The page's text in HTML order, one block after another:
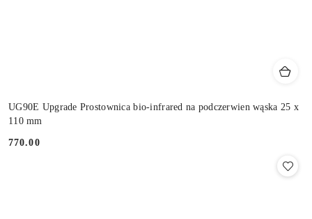
UG90E Upgrade Prostownica bio-infrared na podczerwien wąska 25 x
110 mm
Cena:
770.00